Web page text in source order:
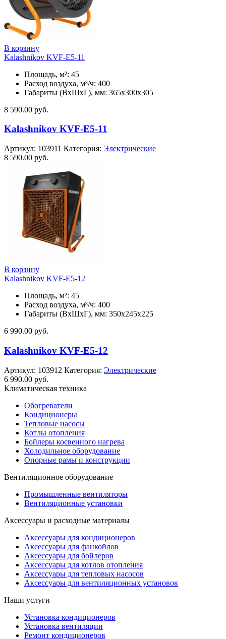
В корзину
Kalashnikov KVF-E5-11
Площадь, м²: 45
Расход воздуха, м³/ч: 400
Габариты (ВхШхГ), мм: 365x300x305
8 590.00 руб.
Kalashnikov KVF-E5-11
Артикул: 103911 Категория: Электрические
8 590.00 руб.
В корзину
Kalashnikov KVF-E5-12
Площадь, м²: 45
Расход воздуха, м³/ч: 400
Габариты (ВхШхГ), мм: 350x245x225
6 990.00 руб.
Kalashnikov KVF-E5-12
Артикул: 103912 Категория: Электрические
6 990.00 руб.
Климатическая техника
Обогреватели
Кондиционеры
Тепловые насосы
Котлы отопления
Бойлеры косвенного нагрева
Холодильное оборудование
Опорные рамы и конструкции
Вентиляционное оборудование
Промышленные вентиляторы
Вентиляционные установки
Аксессуары и расходные материалы
Аксессуары для кондиционеров
Аксессуары для фанкойлов
Аксессуары для бойлеров
Аксессуары для котлов отопления
Аксессуары для тепловых насосов
Аксессуары для вентиляционных установок
Наши услуги
Установка кондиционеров
Установка вентиляции
Ремонт кондиционеров